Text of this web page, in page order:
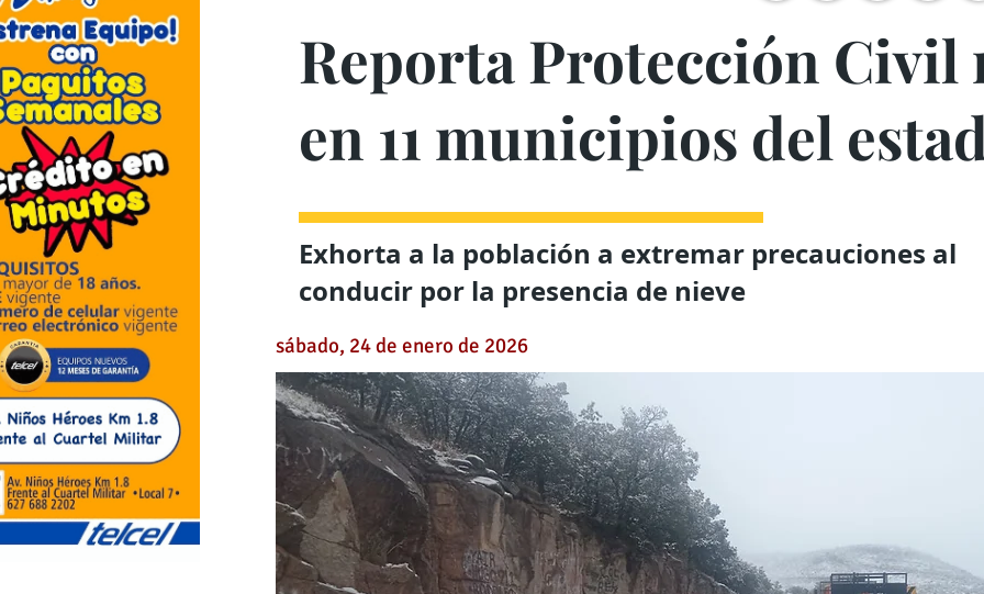
Reporta Protección Civil
en 11 municipios del
Exhorta a la población a extremar precauciones al
conducir por la presencia de nieve
sábado, 24 de enero de 2026